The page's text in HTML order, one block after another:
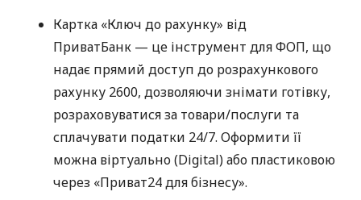
Картка «Ключ до рахунку» від
ПриватБанк — це інструмент для ФОП, що
надає прямий доступ до розрахункового
рахунку 2600, дозволяючи знімати готівку,
розраховуватися за товари/послуги та
сплачувати податки 24/7. Оформити її
можна віртуально (Digital) або пластиковою
через «Приват24 для бізнесу».